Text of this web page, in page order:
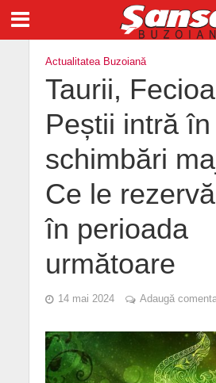
Actualitatea Buzoiană
Taurii,
Peștii intră în
schimbări
Ce le
în perioada
următoare
14 mai 2024 Adaugă